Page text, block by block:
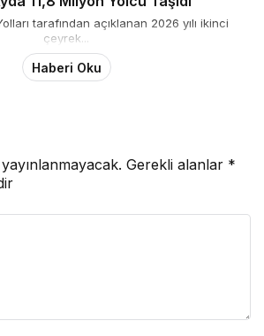
tarafından açıklanan 2026 yılı ikinci
çeyrek...
Haberi Oku
Gerekli alanlar *